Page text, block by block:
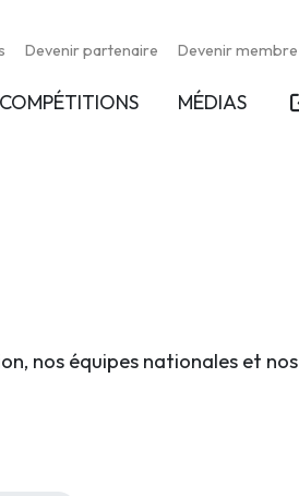
Devenir partenaire Devenir membre
COMPÉTITIONS MÉDIAS
nos équipes nationales et nos